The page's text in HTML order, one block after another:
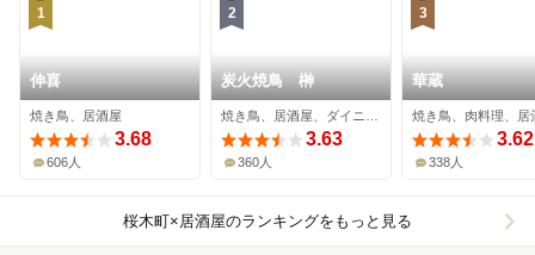
1
伸喜
焼き鳥、居酒屋
3.68
606人
2
炭火焼鳥 榊
3.63
360人
3
華蔵
焼き鳥、肉料理、居
3.62
338人
桜木町×居酒屋のランキングをもっと見る